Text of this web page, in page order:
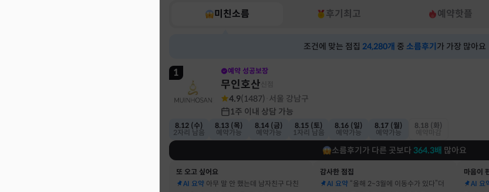
미친소름 후기최고 예약핫플
조건에 맞는 점집 24,280개 중 소름후기 가 가장 많아요
1 예약 성공보장
무인호산
4.9(1487) 서울 강남구
1주 이내 상담 가능
8.12 (수)
2자리 남음
8.13 (목)
예약가능
8.14 (금)
예약가능
8.15 (토)
1자리 남음
8.16 (일)
예약가능
8.17 (월)
예약가능
8.18 (화)
소름후기가 다른 곳보다 364.3배 많아요
또 오고 싶어요
AI 요약 아무 말 안 했는데 남자친구 다친
감사한 점집
AI 요약 “올해 2~3월에 이동수가 있다”더
마음이
AI 요